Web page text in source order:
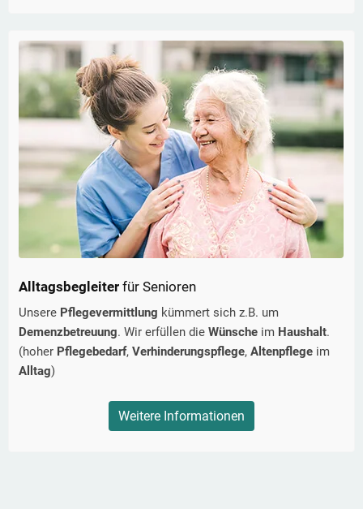
Alltagsbegleiter für Senioren
Unsere Pflegevermittlung kümmert sich z.B. um
Demenzbetreuung. Wir erfüllen die Wünsche im Haushalt.
(hoher Pflegebedarf, Verhinderungspflege, Altenpflege im
Alltag)
Weitere Informationen